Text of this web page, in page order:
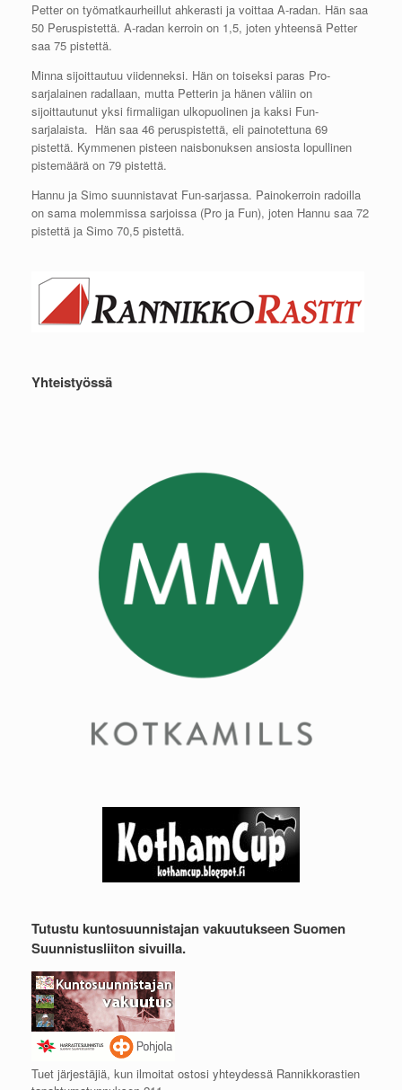
Petter on työmatkaurheillut ahkerasti ja voittaa A-radan. Hän saa
50 Peruspistettä. A-radan kerroin on 1,5, joten yhteensä Petter
saa 75 pistettä.
Minna sijoittautuu viidenneksi. Hän on toiseksi paras Pro-
sarjalainen radallaan, mutta Petterin ja hänen väliin on
sijoittautunut yksi firmaliigan ulkopuolinen ja kaksi Fun-
sarjalaista. Hän saa 46 peruspistettä, eli painotettuna 69
pistettä. Kymmenen pisteen naisbonuksen ansiosta lopullinen
pistemäärä on 79 pistettä.
Hannu ja Simo suunnistavat Fun-sarjassa. Painokerroin radoilla
on sama molemmissa sarjoissa (Pro ja Fun), joten Hannu saa 72
pistettä ja Simo 70,5 pistettä.
Yhteistyössä
Tutustu kuntosuunnistajan vakuutukseen Suomen
Suunnistusliiton sivuilla.
Tuet järjestäjiä, kun ilmoitat ostosi yhteydessä Rannikkorastien